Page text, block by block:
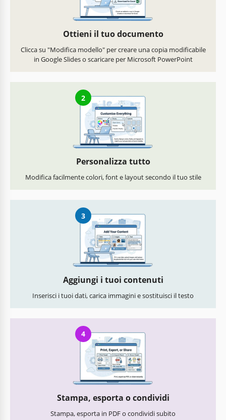
Ottieni il tuo documento
Clicca su "Modifica modello" per creare una copia modificabile
in Google Slides o scaricare per Microsoft PowerPoint
2
Personalizza tutto
Modifica facilmente colori, font e layout secondo il tuo stile
3
Aggiungi i tuoi contenuti
Inserisci i tuoi dati, carica immagini e sostituisci il testo
4
Stampa, esporta o condividi
Stampa, esporta in PDF o condividi subito